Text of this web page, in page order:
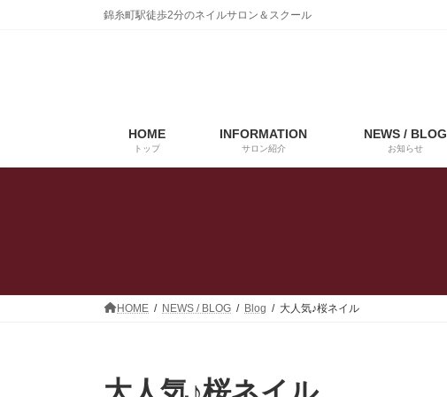
錦糸町駅徒歩2分のネイルサロン＆スクール
HOME
トップ
INFORMATION
サロン紹介
NEWS / BLOG
お知らせ
HOME NEWS / BLOG Blog 大人気♪桜ネイル